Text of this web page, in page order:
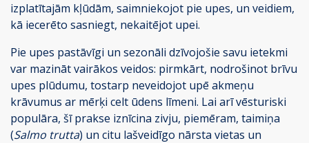
izplatītajām kļūdām, saimniekojot pie upes, un veidiem,
kā iecerēto sasniegt, nekaitējot upei.
Pie upes pastāvīgi un sezonāli dzīvojošie savu ietekmi
var mazināt vairākos veidos: pirmkārt, nodrošinot brīvu
upes plūdumu, tostarp neveidojot upē akmeņu
krāvumus ar mērķi celt ūdens līmeni. Lai arī vēsturiski
populāra, šī prakse iznīcina zivju, piemēram, taimiņa
(Salmo trutta) un citu lašveidīgo nārsta vietas un